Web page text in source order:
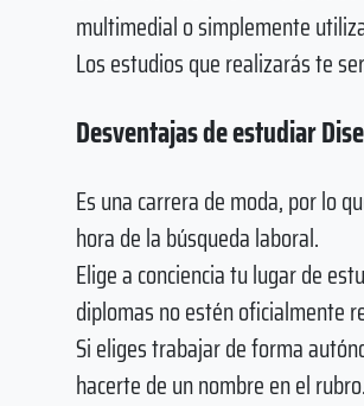
multimedial o simplemente
Los estudios que realizarás te
Desventajas de estudiar
Es una carrera de moda, por lo
hora de la búsqueda laboral.
Elige a conciencia tu lugar de
diplomas no estén oficialmente
Si eliges trabajar de forma
hacerte de un nombre en el rubro.